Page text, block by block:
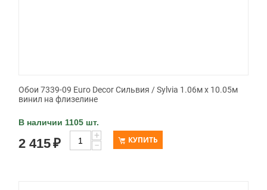
Обои 7339-09 Euro Decor Сильвия / Sylvia 1.06м x 10.05м
винил на флизелине
В наличии 1105 шт.
2 415₽
+
−
КУПИТЬ